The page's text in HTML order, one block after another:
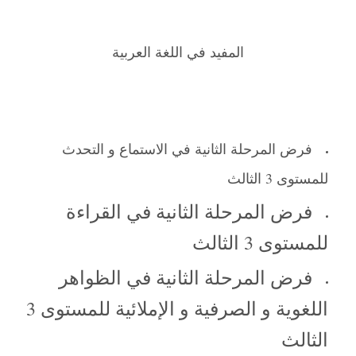
المفيد في اللغة العربية
فرض المرحلة الثانية في الاستماع و التحدث
للمستوى 3 الثالث
فرض المرحلة الثانية في القراءة
للمستوى 3 الثالث
فرض المرحلة الثانية في الظواهر
اللغوية و الصرفية و الإملائية للمستوى 3
الثالث